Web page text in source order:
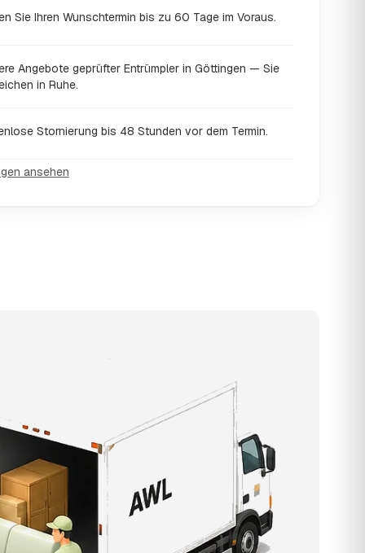
Sie Ihren Wunschtermin bis zu 60 Tage im Voraus.
Angebote geprüfter Entrümpler in Göttingen — Sie
in Ruhe.
Stornierung bis 48 Stunden vor dem Termin.
ansehen